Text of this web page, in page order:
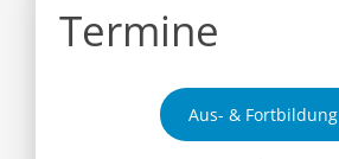
Termine
Aus- & Fortbildung